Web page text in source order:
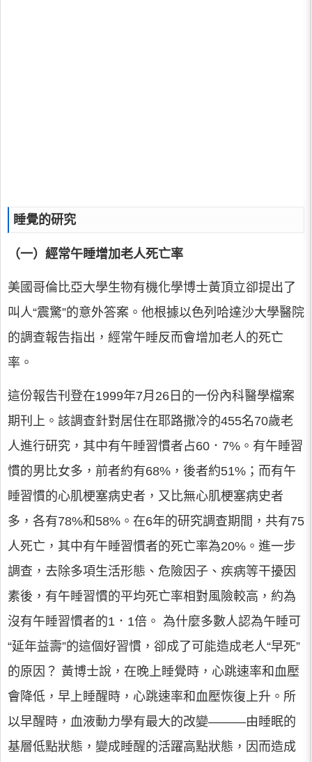
睡覺的研究
（一）經常午睡增加老人死亡率
美國哥倫比亞大學生物有機化學博士黃頂立卻提出了
叫人“震驚”的意外答案。他根據以色列哈達沙大學醫院
的調查報告指出，經常午睡反而會增加老人的死亡
率。
這份報告刊登在1999年7月26日的一份內科醫學檔案
期刊上。該調查針對居住在耶路撒冷的455名70歲老
人進行研究，其中有午睡習慣者占60．7%。有午睡習
慣的男比女多，前者約有68%，後者約51%；而有午
睡習慣的心肌梗塞病史者，又比無心肌梗塞病史者
多，各有78%和58%。在6年的研究調查期間，共有75
人死亡，其中有午睡習慣者的死亡率為20%。進一步
調查，去除多項生活形態、危險因子、疾病等干擾因
素後，有午睡習慣的平均死亡率相對風險較高，約為
沒有午睡習慣者的1．1倍。 為什麼多數人認為午睡可
“延年益壽”的這個好習慣，卻成了可能造成老人“早死”
的原因？ 黃博士說，在晚上睡覺時，心跳速率和血壓
會降低，早上睡醒時，心跳速率和血壓恢復上升。所
以早醒時，血液動力學有最大的改變———由睡眠的
基層低點狀態，變成睡醒的活躍高點狀態，因而造成